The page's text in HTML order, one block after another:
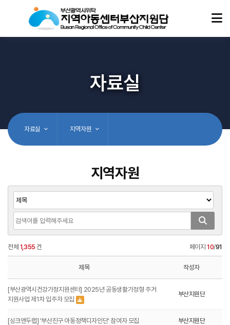
자료실
자료실 지역자원
지역자원
전체 1,355 건 페이지 10/91
제목 작성자
[부산광역시건강가정지원센터] 2025년 공동생활가정형 주거
지원사업 제1차 입주자 모집
부산지원단
[싱크앤두랩] '부산진구 아동정책디자인단' 참여자 모집 부산지원단